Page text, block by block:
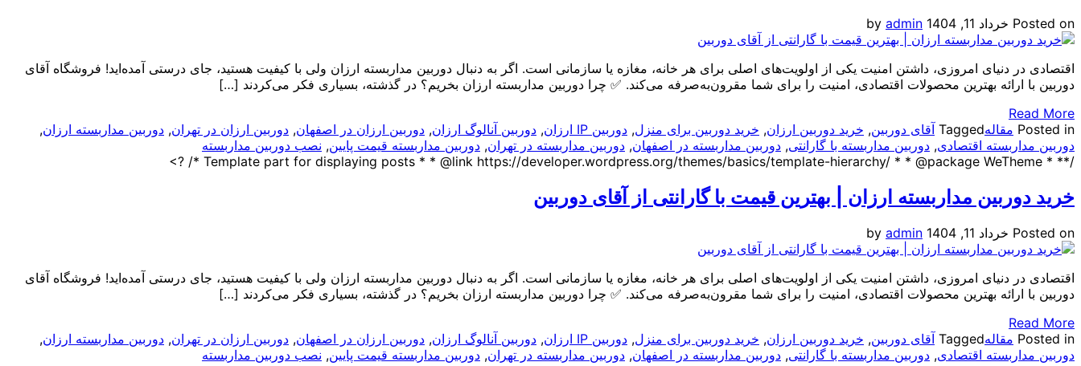
Posted on خرداد 11, 1404 by admin
اقتصادی در دنیای امروزی، داشتن امنیت یکی از اولویت‌های اصلی برای هر خانه، مغازه یا سازمانی است. اگر به دنبال دوربین مداربسته ارزان ولی با کیفیت هستید، جای درستی آمده‌اید! فروشگاه آقای
دوربین با ارائه بهترین محصولات اقتصادی، امنیت را برای شما مقرون‌به‌صرفه می‌کند. ✅ چرا دوربین مداربسته ارزان بخریم؟ در گذشته، بسیاری فکر می‌کردند […]
Read More
Posted in مقالهTagged آقای دوربین, خرید دوربین ارزان, خرید دوربین برای منزل, دوربین IP ارزان , دوربین آنالوگ ارزان, دوربین ارزان در اصفهان, دوربین ارزان در تهران, دوربین مداربسته ارزان,
دوربین مداربسته اقتصادی, دوربین مداربسته با گارانتی, دوربین مداربسته در اصفهان, دوربین مداربسته در تهران, دوربین مداربسته قیمت پایین, نصب دوربین مداربسته
/** * Template part for displaying posts * * @link https://developer.wordpress.org/themes/basics/template-hierarchy/ * * @package WeTheme */ ?>
خرید دوربین مداربسته ارزان | بهترین قیمت با گارانتی از آقای دوربین
Posted on خرداد 11, 1404 by admin
اقتصادی در دنیای امروزی، داشتن امنیت یکی از اولویت‌های اصلی برای هر خانه، مغازه یا سازمانی است. اگر به دنبال دوربین مداربسته ارزان ولی با کیفیت هستید، جای درستی آمده‌اید! فروشگاه آقای
دوربین با ارائه بهترین محصولات اقتصادی، امنیت را برای شما مقرون‌به‌صرفه می‌کند. ✅ چرا دوربین مداربسته ارزان بخریم؟ در گذشته، بسیاری فکر می‌کردند […]
Read More
Posted in مقالهTagged آقای دوربین, خرید دوربین ارزان, خرید دوربین برای منزل, دوربین IP ارزان , دوربین آنالوگ ارزان, دوربین ارزان در اصفهان, دوربین ارزان در تهران, دوربین مداربسته ارزان,
دوربین مداربسته اقتصادی, دوربین مداربسته با گارانتی, دوربین مداربسته در اصفهان, دوربین مداربسته در تهران, دوربین مداربسته قیمت پایین, نصب دوربین مداربسته